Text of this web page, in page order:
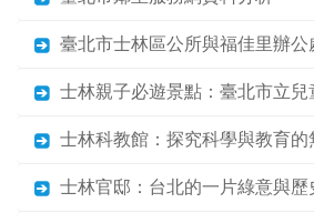
臺北市士林區公所與福佳里辦公
士林親子必遊景點：臺北市立兒
士林科教館：探究科學與教育的
士林官邸：台北的一片綠意與歷